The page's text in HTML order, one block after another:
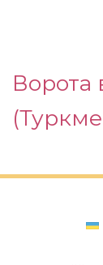
Ворота